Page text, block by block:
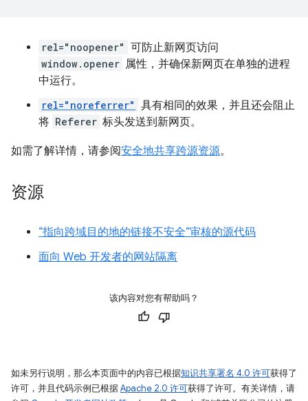
rel="noopener" 可防止新网页访问
window.opener 属性，并确保新网页在单独的进程
中运行。
rel="noreferrer" 具有相同的效果，并且还会阻止
将 Referer 标头发送到新网页。
如需了解详情，请参阅安全地共享跨源资源。
资源
“指向跨域目的地的链接不安全”审核的源代码
面向 Web 开发者的网站隔离
该内容对您有帮助吗？
如未另行说明，那么本页面中的内容已根据知识共享署名 4.0 许可获得了
许可，并且代码示例已根据Apache 2.0 许可获得了许可。有关详情，请